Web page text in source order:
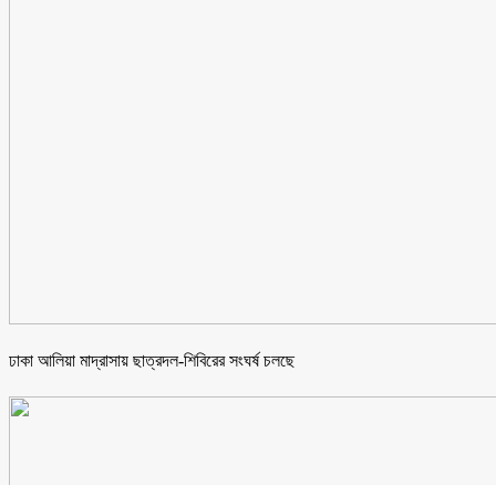
ঢাকা আলিয়া মাদ্রাসায় ছাত্রদল-শিবিরের সংঘর্ষ চলছে